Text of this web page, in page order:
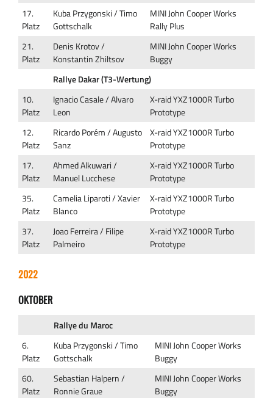
17.
Platz
Kuba Przygonski / Timo
Gottschalk
MINI John Cooper Works
Rally Plus
21.
Platz
Denis Krotov /
Konstantin Zhiltsov
MINI John Cooper Works
Buggy
Rallye Dakar (T3-Wertung)
10.
Platz
Ignacio Casale / Alvaro
Leon
X-raid YXZ1000R Turbo
Prototype
12.
Platz
Ricardo Porém / Augusto
Sanz
X-raid YXZ1000R Turbo
Prototype
17.
Platz
Ahmed Alkuwari /
Manuel Lucchese
X-raid YXZ1000R Turbo
Prototype
35.
Platz
Camelia Liparoti / Xavier
Blanco
X-raid YXZ1000R Turbo
Prototype
37.
Platz
Joao Ferreira / Filipe
Palmeiro
X-raid YXZ1000R Turbo
Prototype
2022
OKTOBER
Rallye du Maroc
6.
Platz
Kuba Przygonski / Timo
Gottschalk
MINI John Cooper Works
Buggy
60.
Platz
Sebastian Halpern /
Ronnie Graue
MINI John Cooper Works
Buggy